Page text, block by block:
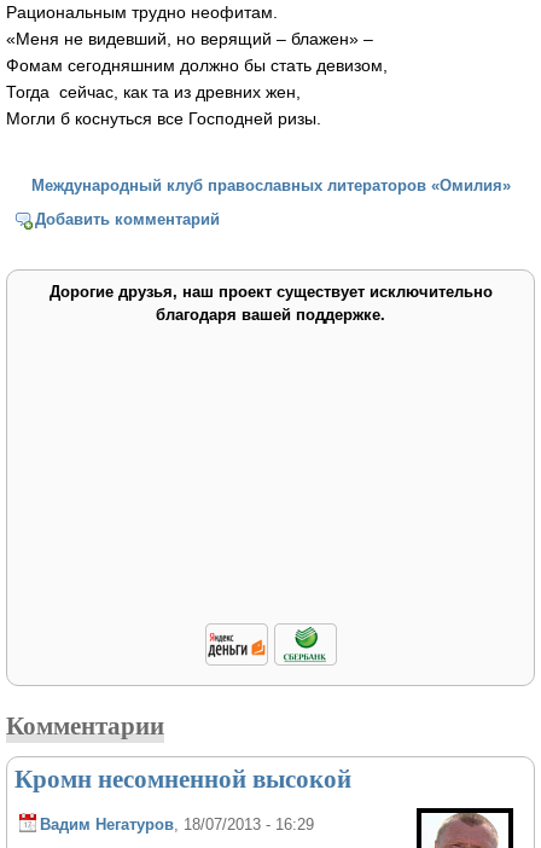
Рациональным трудно неофитам.
«Меня не видевший, но верящий – блажен» –
Фомам сегодняшним должно бы стать девизом,
Тогда сейчас, как та из древних жен,
Могли б коснуться все Господней ризы.
Международный клуб православных литераторов «Омилия»
Добавить комментарий
Дорогие друзья, наш проект существует исключительно
благодаря вашей поддержке.
Комментарии
Кромн несомненной высокой
Вадим Негатуров, 18/07/2013 - 16:29